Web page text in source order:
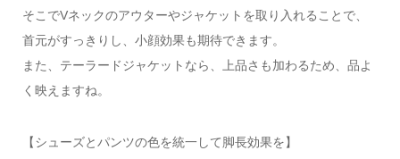
そこでVネックのアウターやジャケットを取り入れることで、
首元がすっきりし、小顔効果も期待できます。
また、テーラードジャケットなら、上品さも加わるため、品よ
く映えますね。
【シューズとパンツの色を統一して脚長効果を】